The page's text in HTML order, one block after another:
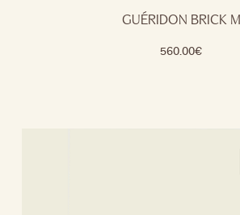
GUÉRIDON BRICK M
560.00€